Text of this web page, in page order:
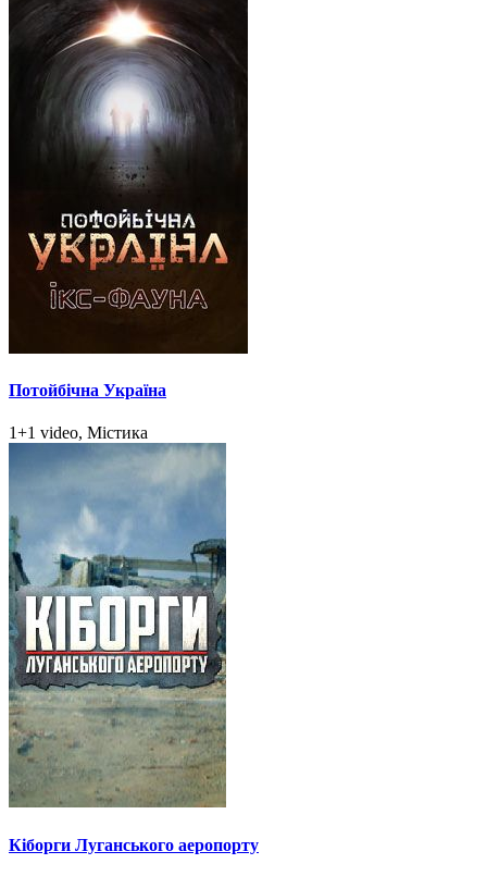
Потойбічна Україна
1+1 video, Містика
Кіборги Луганського аеропорту